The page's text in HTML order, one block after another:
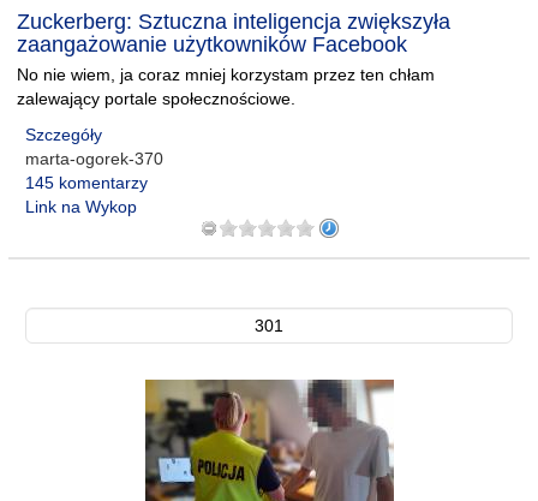
Zuckerberg: Sztuczna inteligencja zwiększyła
zaangażowanie użytkowników Facebook
No nie wiem, ja coraz mniej korzystam przez ten chłam
zalewający portale społecznościowe.
Szczegóły
marta-ogorek-370
145 komentarzy
Link na Wykop
301